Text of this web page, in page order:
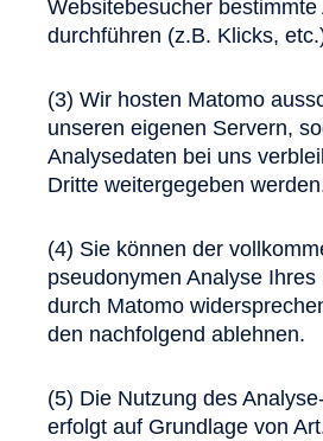
Websitebesucher bestimmte
durchführen (z.B. Klicks,
(3) Wir hosten Matomo
unseren eigenen Servern,
Analysedaten bei uns
Dritte weitergegeben
(4) Sie können der
pseudonymen Analyse
durch Matomo
den nachfolgend ablehnen.
(5) Die Nutzung des
erfolgt auf Grundlage von